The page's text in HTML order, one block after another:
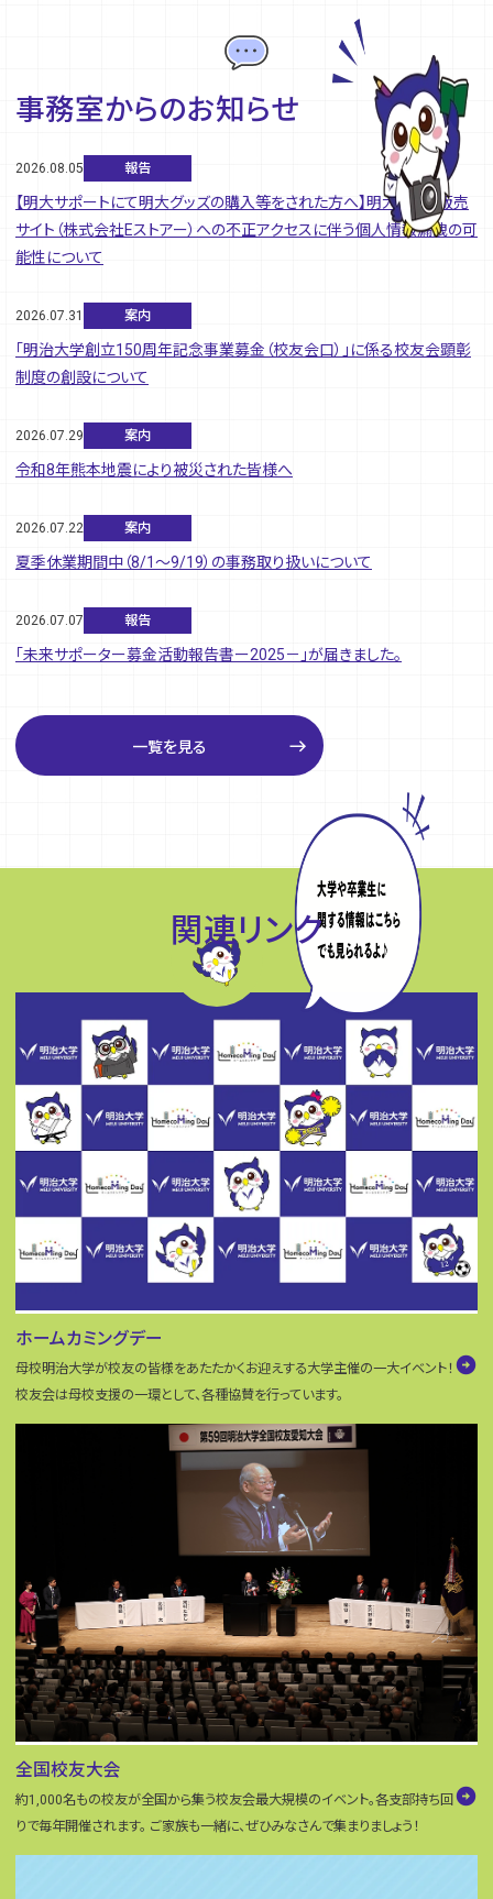
事務室からのお知らせ
2026.08.05 報告
【明大サポートにて明大グッズの購入等をされた方へ】明大グッズ販売
サイト（株式会社Eストアー）への不正アクセスに伴う個人情報漏洩の可
能性について
2026.07.31 案内
「明治大学創立150周年記念事業募金（校友会口）」に係る校友会顕彰
制度の創設について
2026.07.29 案内
令和8年熊本地震により被災された皆様へ
2026.07.22 案内
夏季休業期間中（8/1～9/19）の事務取り扱いについて
2026.07.07 報告
「未来サポーター募金活動報告書ー2025－」が届きました。
一覧を見る east
関連リンク
ホームカミングデー
母校明治大学が校友の皆様をあたたかくお迎えする大学主催の一大イベント！
校友会は母校支援の一環として、各種協賛を行っています。
arrow_circle_right
全国校友大会
約1,000名もの校友が全国から集う校友会最大規模のイベント。各支部持ち回
りで毎年開催されます。 ご家族も一緒に、ぜひみなさんで集まりましょう！
arrow_circle_right